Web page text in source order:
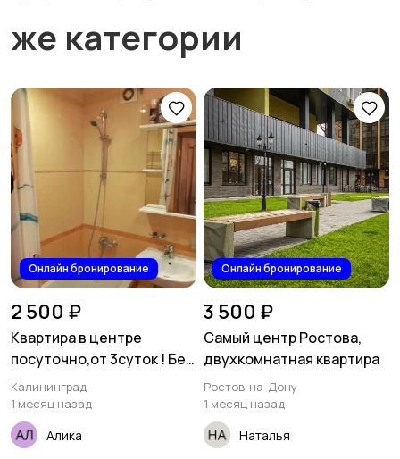
же категории
Онлайн бронирование
2 500 ₽
Квартира в центре
посуточно,от 3суток ! Без
посредников !
Калининград
1 месяц назад
Алика
Онлайн бронирование
3 500 ₽
Самый центр Ростова,
двухкомнатная квартира
Ростов-на-Дону
1 месяц назад
Наталья